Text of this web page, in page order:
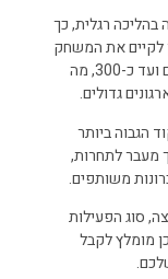
רגלית, כך
לקיים את המשחק
לקבוצות בגדלים שונים – החל מ-10 משתתפים ועד כ-300, מה
גדולים.
הגבוה ביותר
מעבר לתחרות,
משותפים.
סוג הפעילות
מומלץ לקבל